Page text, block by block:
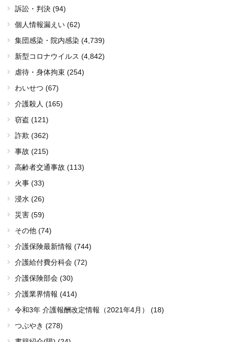
訴訟・判決 (94)
個人情報漏えい (62)
集団感染・院内感染 (4,739)
新型コロナウイルス (4,842)
虐待・身体拘束 (254)
わいせつ (67)
介護殺人 (165)
窃盗 (121)
詐欺 (362)
事故 (215)
高齢者交通事故 (113)
火事 (33)
浸水 (26)
災害 (59)
その他 (74)
介護保険最新情報 (744)
介護給付費分科会 (72)
介護保険部会 (30)
介護業界情報 (414)
令和3年 介護報酬改定情報（2021年4月） (18)
つぶやき (278)